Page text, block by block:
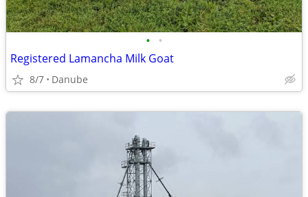
• •
Registered Lamancha Milk Goat
8/7 Danube